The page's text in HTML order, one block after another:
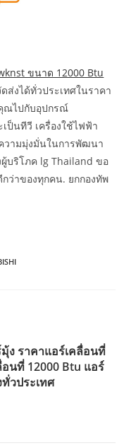
ขนาด 12000 Btu
ส่งได้ทั่วประเทศในราคา
ณไปกับอุปกรณ์
ป็นทีวี เครื่องใช้ไฟฟ้า
วามมุ่งมั่นในการพัฒนา
บริโภค lg Thailand ขอ
ว่าของทุกคน. ยกกองทัพ
ง ราคาแอร์เคลื่อนที่
นที่ 12000 Btu แอร์
วประเทศ